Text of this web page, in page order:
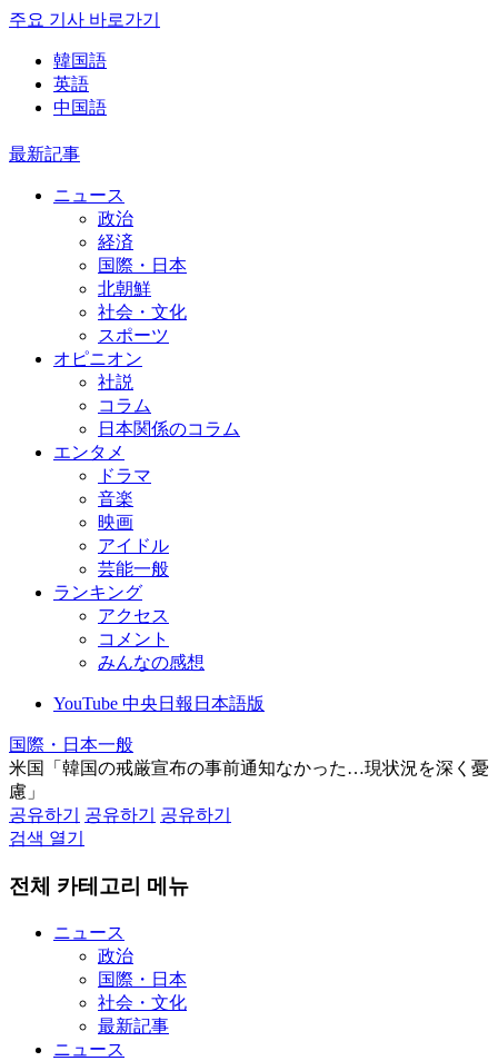
주요 기사 바로가기
韓国語
英語
中国語
最新記事
ニュース
政治
経済
国際・日本
北朝鮮
社会・文化
スポーツ
オピニオン
社説
コラム
日本関係のコラム
エンタメ
ドラマ
音楽
映画
アイドル
芸能一般
ランキング
アクセス
コメント
みんなの感想
YouTube 中央日報日本語版
国際・日本一般
米国「韓国の戒厳宣布の事前通知なかった…現状況を深く憂
慮」
공유하기
공유하기
공유하기
검색 열기
전체 카테고리 메뉴
ニュース
政治
国際・日本
社会・文化
最新記事
ニュース